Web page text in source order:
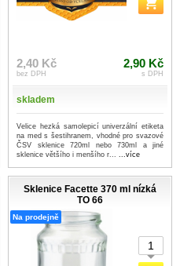
2,40 Kč
bez DPH
2,90 Kč
s DPH
skladem
Velice hezká samolepicí univerzální etiketa
na med s šestihranem, vhodné pro svazové
ČSV sklenice 720ml nebo 730ml a jiné
sklenice většího i menšího r... ...více
Sklenice Facette 370 ml nízká
TO 66
Na prodejně